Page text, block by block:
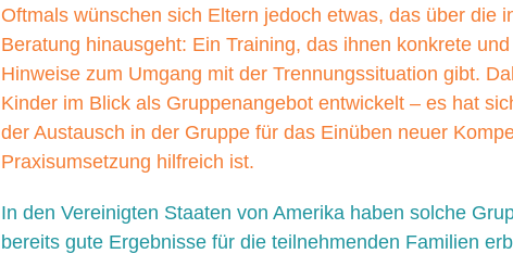
Oftmals wünschen sich Eltern jedoch etwas, das über die
Beratung hinausgeht: Ein Training, das ihnen konkrete
Hinweise zum Umgang mit der Trennungssituation gibt.
Kinder im Blick als Gruppenangebot entwickelt – es hat
der Austausch in der Gruppe für das Einüben neuer
Praxisumsetzung hilfreich ist.
In den Vereinigten Staaten von Amerika haben solche
bereits gute Ergebnisse für die teilnehmenden Familien